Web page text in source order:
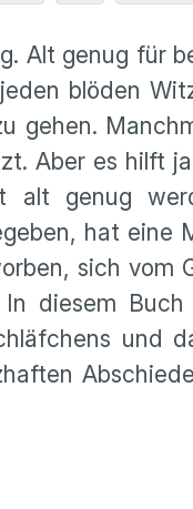
Alt genug für
blöden
gehen.
Aber es hilft
alt genug
hat
sich
In diesem
und